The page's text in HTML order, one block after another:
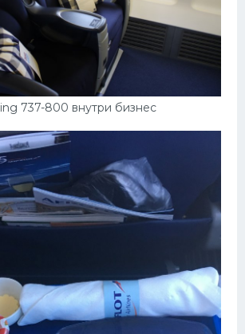
737-800 внутри бизнес